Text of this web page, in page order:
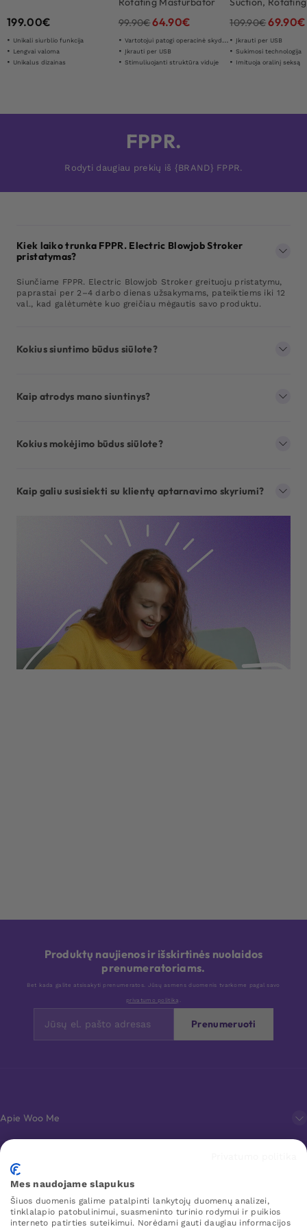
199.00€
Unikali siurblio funkcija
Lengvai valoma
Unikalus dizainas
99.90€64.90€
Vartotojui patogi operacinė skydelis
Įkrauti per USB
Stimuliuojanti struktūra viduje
Thrusting Motion
109.90€69.90€
Įkrauti per USB
Sukimosi technologija
Imituoja oralinį seksą
FPPR.
Rodyti daugiau prekių iš {BRAND} FPPR.
Kiek laiko trunka FPPR. Electric Blowjob Stroker
pristatymas?
Siunčiame FPPR. Electric Blowjob Stroker greituoju pristatymu,
paprastai per 2–4 darbo dienas užsakymams, pateiktiems iki 12
val., kad galėtumėte kuo greičiau mėgautis savo produktu.
Kokius siuntimo būdus siūlote?
Kaip atrodys mano siuntinys?
Kokius mokėjimo būdus siūlote?
Kaip galiu susisiekti su klientų aptarnavimo skyriumi?
Produktų naujienos ir išskirtinės nuolaidos
prenumeratoriams.
Bet kada galite atsisakyti prenumeratos. Jūsų asmens duomenis tvarkome pagal savo
privatumo politiką .
Prenumeruoti
Apie Woo Me
Klientų aptarnavimas
Mėgstamiausi
Mes naudojame slapukus
Šiuos duomenis galime patalpinti lankytojų duomenų analizei,
tinklalapio patobulinimui, suasmeninto turinio rodymui ir puikios
interneto patirties suteikimui. Norėdami gauti daugiau informacijos